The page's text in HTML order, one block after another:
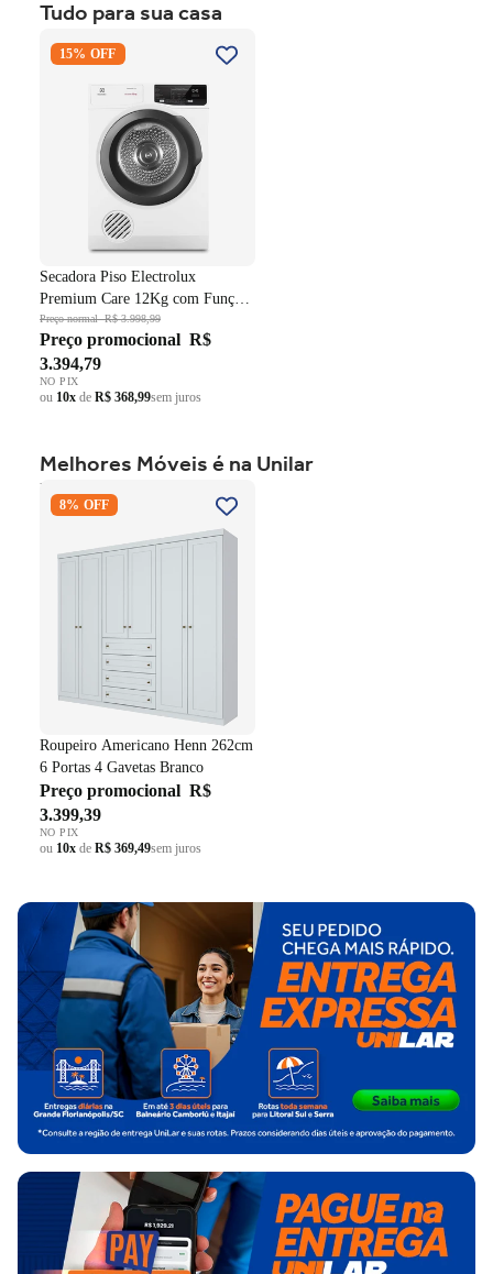
ou10xdeR$ 999,59 sem juros
Tudo para sua casa
Premium Care 12Kg com
Branco 220V
15% OFF
Secadora Piso Electrolux
Premium Care 12Kg com Função
AutoSense SFP12 Branco 220V
Preço normalR$ 3.998,99
Preço promocional R$
3.394,79
NO PIX
ou 10x de R$ 368,99sem juros
Melhores Móveis é na Unilar
Roupeiro Americano Henn
262cm 6 Portas 4 Gavetas
8% OFF
Roupeiro Americano Henn 262cm
6 Portas 4 Gavetas Branco
Preço promocional R$
3.399,39
NO PIX
ou 10x de R$ 369,49sem juros